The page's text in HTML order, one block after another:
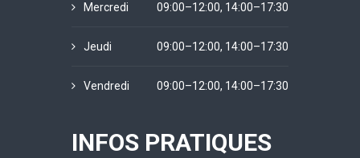
Mercredi 09:00–12:00, 14:00–17:30
Jeudi 09:00–12:00, 14:00–17:30
Vendredi 09:00–12:00, 14:00–17:30
INFOS PRATIQUES